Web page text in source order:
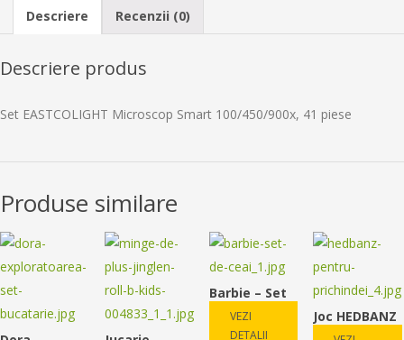
Descriere Recenzii (0)
Descriere produs
Set EASTCOLIGHT Microscop Smart 100/450/900x, 41 piese
Produse similare
Barbie – Set
de ceai
VEZI
DETALII
Joc HEDBANZ
pentru